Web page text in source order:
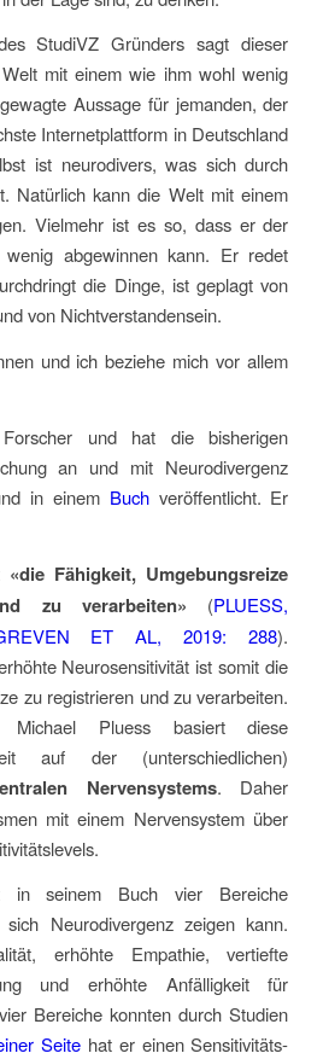
StudiVZ Gründers sagt dieser
mit einem wie ihm wohl wenig
Aussage für jemanden, der
Internetplattform in Deutschland
ist neurodivers, was sich durch
Natürlich kann die Welt mit einem
Vielmehr ist es so, dass er der
abgewinnen kann. Er redet
die Dinge, ist geplagt von
von Nichtverstandensein.
und ich beziehe mich vor allem
und hat die bisherigen
an und mit Neurodivergenz
in einem Buchveröffentlicht. Er
«die Fähigkeit, Umgebungsreize
zu verarbeiten» (PLUESS,
ET AL, 2019: 288).
Neurosensitivität ist somit die
zu registrieren und zu verarbeiten.
Pluess basiert diese
auf der (unterschiedlichen)
Nervensystems. Daher
mit einem Nervensystem über
seinem Buch vier Bereiche
Neurodivergenz zeigen kann.
erhöhte Empathie, vertiefte
und erhöhte Anfälligkeit für
Bereiche konnten durch Studien
Seite hat er einen Sensitivitäts-